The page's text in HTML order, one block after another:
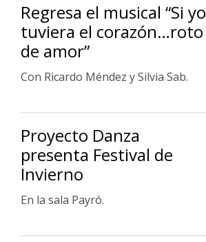
Regresa el musical “Si yo
tuviera el corazón…roto
de amor”
Con Ricardo Méndez y Silvia Sab.
Proyecto Danza
presenta Festival de
Invierno
En la sala Payró.